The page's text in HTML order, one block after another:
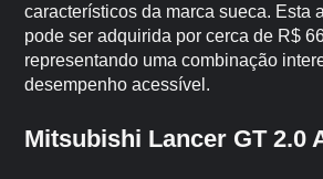
característicos da marca sueca. Esta
pode ser adquirida por cerca de R$
representando uma combinação
desempenho acessível.
Mitsubishi Lancer GT 2.0